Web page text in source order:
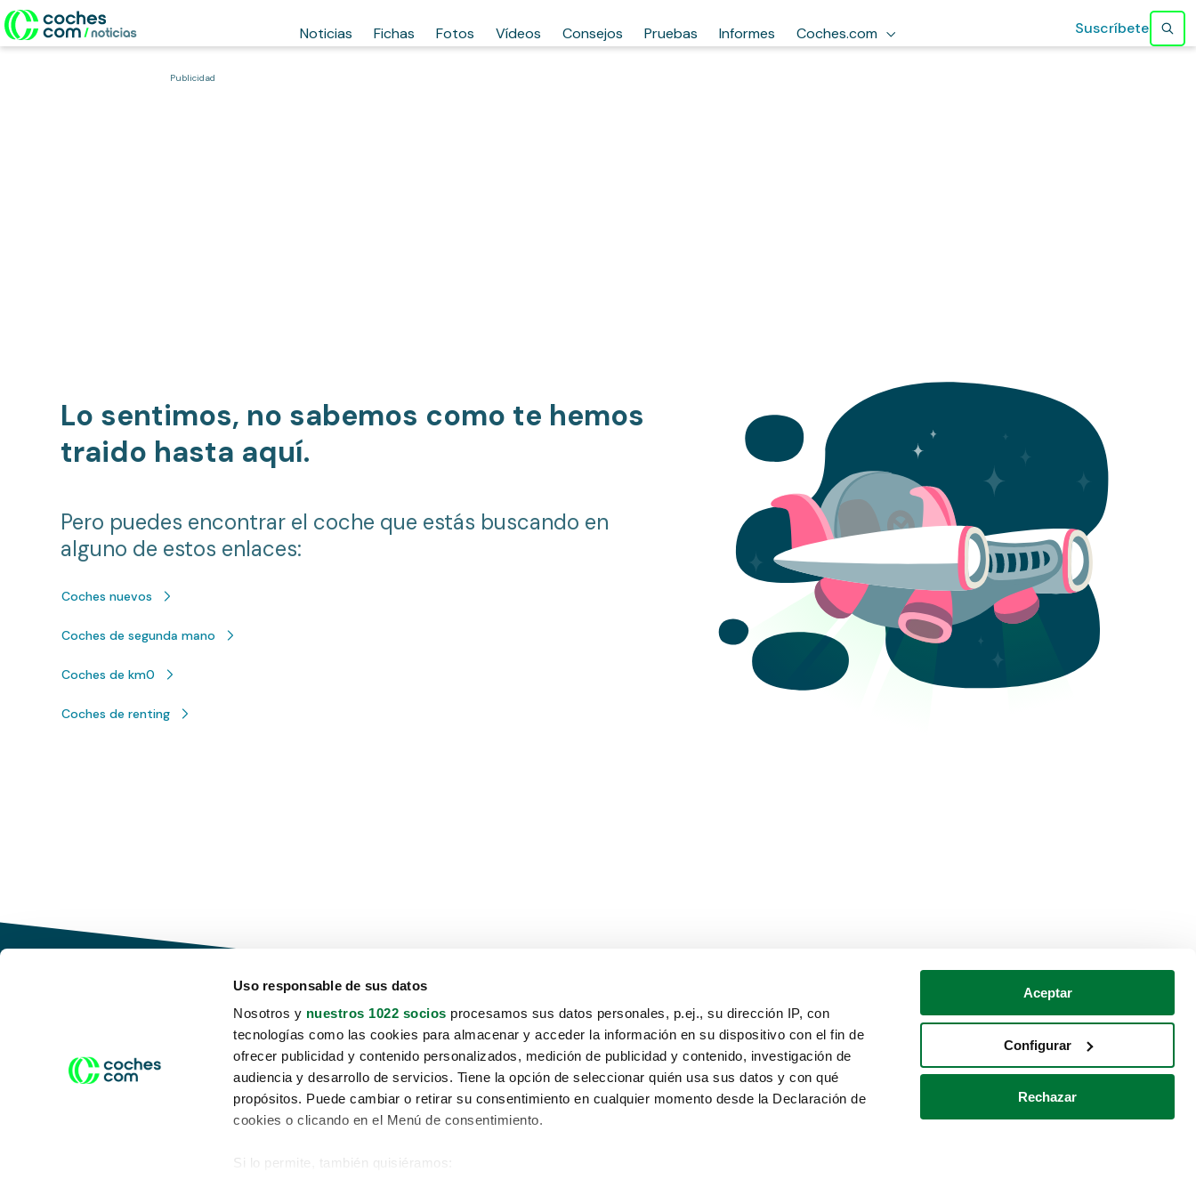
Uso responsable de sus datos
Nosotros y nuestros 1022 socios procesamos sus datos personales, p.ej., su dirección IP, con
tecnologías como las cookies para almacenar y acceder la información en su dispositivo con el fin de
ofrecer publicidad y contenido personalizados, medición de publicidad y contenido, investigación de
audiencia y desarrollo de servicios. Tiene la opción de seleccionar quién usa sus datos y con qué
propósitos. Puede cambiar o retirar su consentimiento en cualquier momento desde la Declaración de
cookies o clicando en el Menú de consentimiento.
Si lo permite, también quisiéramos:
Aceptar
Configurar
Rechazar
Noticias Fichas Fotos Vídeos Consejos Pruebas Informes Coches.com Suscríbete
Publicidad
Lo sentimos, no sabemos como te hemos
traido hasta aquí.
Pero puedes encontrar el coche que estás buscando en
alguno de estos enlaces:
Coches nuevos
Coches de segunda mano
Coches de km0
Coches de renting
Conduce tu futuro,
desata tu movilidad